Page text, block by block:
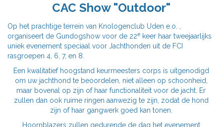
CAC Show "Outdoor"
Op het prachtige terrein van Knologenclub Uden e.o. ,
organiseert de Gundogshow voor de 22e keer haar tweejaarlijks
uniek evenement speciaal voor Jachthonden uit de FCI
rasgroepen 4, 6, 7, en 8.
Een kwalitatief hoogstand keurmeesters corps is uitgenodigd
om uw jachthond te beoordelen, niet alleen op schoonheid,
maar bovenal op zijn of haar functionaliteit voor de jacht. Er
zullen dan ook ruime ringen aanwezig te zijn, zodat de hond
zijn of haar gangwerk goed kan tonen.
Hoornblazers zullen gedurende de dag het evenement